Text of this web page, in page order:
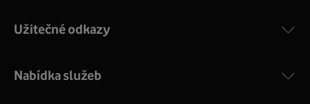
Užitečné odkazy
Nabídka služeb